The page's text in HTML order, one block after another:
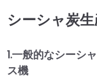
シーシャ炭
1.一般的なシーシ
ス機